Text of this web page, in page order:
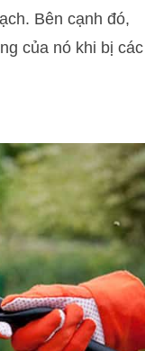
Bên cạnh đó,
của nó khi bị các